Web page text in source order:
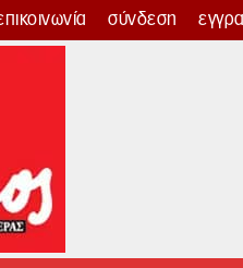
σύνδεση